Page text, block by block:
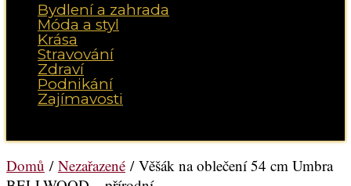
Bydlení a zahrada
Móda a styl
Krása
Stravování
Zdraví
Podnikání
Zajímavosti
Domů / Nezařazené / Věšák na oblečení 54 cm Umbra